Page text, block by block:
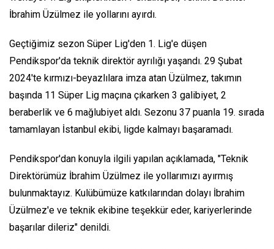
İbrahim Üzülmez ile yollarını ayırdı.
Geçtiğimiz sezon Süper Lig'den 1. Lig'e düşen
Pendikspor'da teknik direktör ayrılığı yaşandı. 29 Şubat
2024'te kırmızı-beyazlılara imza atan Üzülmez, takımın
başında 11 Süper Lig maçına çıkarken 3 galibiyet, 2
beraberlik ve 6 mağlubiyet aldı. Sezonu 37 puanla 19. sırada
tamamlayan İstanbul ekibi, ligde kalmayı başaramadı.
Pendikspor'dan konuyla ilgili yapılan açıklamada, "Teknik
Direktörümüz İbrahim Üzülmez ile yollarımızı ayırmış
bulunmaktayız. Kulübümüze katkılarından dolayı İbrahim
Üzülmez'e ve teknik ekibine teşekkür eder, kariyerlerinde
başarılar dileriz" denildi.